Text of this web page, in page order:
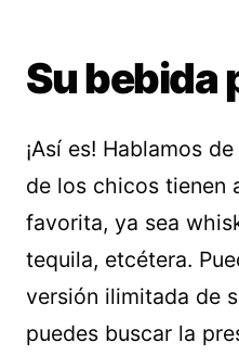
Su bebida
¡Así es! Hablamos
de los chicos tienen
favorita, ya sea
tequila, etcétera.
versión ilimitada de
puedes buscar la